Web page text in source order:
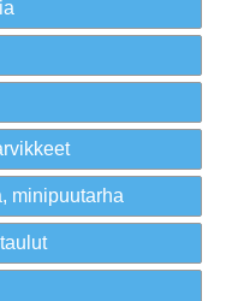
minipuutarha